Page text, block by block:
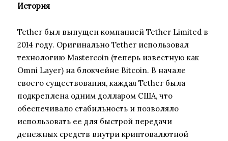
История
Tether был выпущен компанией Tether Limited в
2014 году. Оригинально Tether использовал
технологию Mastercoin (теперь известную как
Omni Layer) на блокчейне Bitcoin. В начале
своего существования, каждая Tether была
подкреплена одним долларом США, что
обеспечивало стабильность и позволяло
использовать ее для быстрой передачи
денежных средств внутри криптовалютной